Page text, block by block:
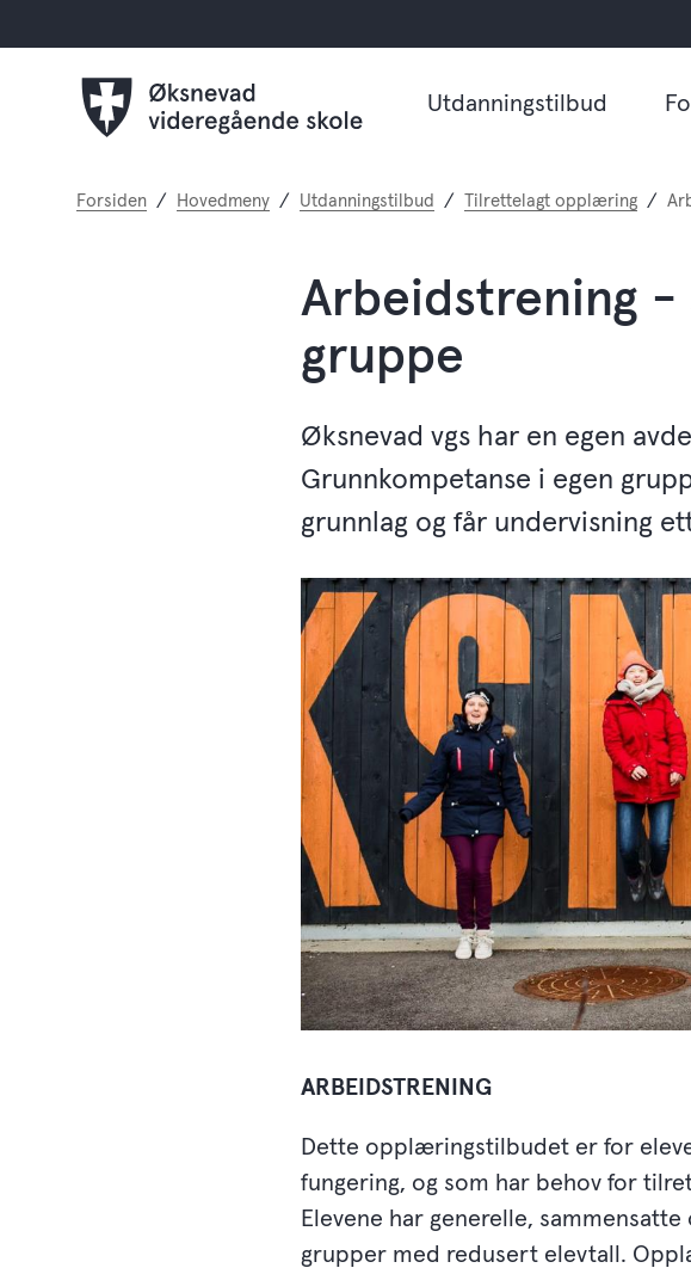
Utdanningstilbud
Du
Forsiden Hovedmeny Utdanningstilbud Tilrettelagt opplæring
Arbeidstrening -
gruppe
Øksnevad vgs har en egen
Grunnkompetanse i egen
grunnlag og får undervisning
ARBEIDSTRENING
Dette opplæringstilbudet er for
fungering, og som har behov for
Elevene har generelle,
grupper med redusert elevtall.